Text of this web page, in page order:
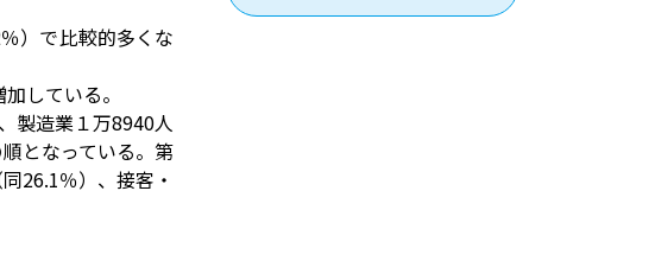
）で比較的多くな
している。
製造業１万8940人
となっている。第
26.1％）、接客・